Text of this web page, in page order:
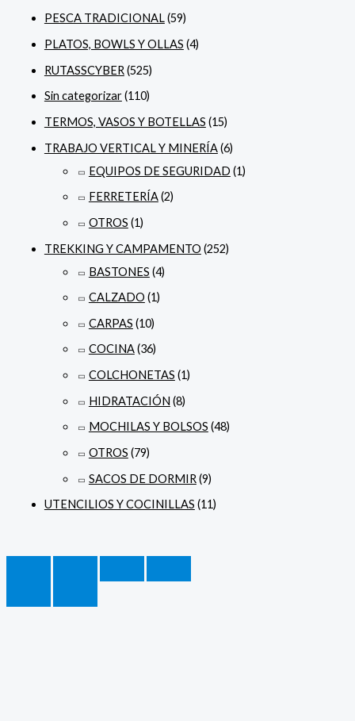
PESCA TRADICIONAL(59)
PLATOS, BOWLS Y OLLAS (4)
RUTASSCYBER(525)
Sin categorizar(110)
TERMOS, VASOS Y BOTELLAS (15)
TRABAJO VERTICAL Y MINERÍA(6)
EQUIPOS DE SEGURIDAD (1)
FERRETERÍA(2)
OTROS (1)
TREKKING Y CAMPAMENTO (252)
BASTONES (4)
CALZADO (1)
CARPAS (10)
COCINA(36)
COLCHONETAS (1)
HIDRATACIÓN (8)
MOCHILAS Y BOLSOS (48)
OTROS (79)
SACOS DE DORMIR(9)
UTENCILIOS Y COCINILLAS (11)